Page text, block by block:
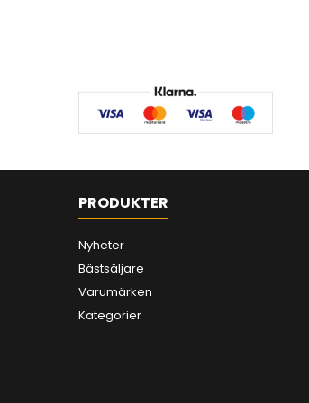
PRODUKTER
Nyheter
Bästsäljare
Varumärken
Kategorier